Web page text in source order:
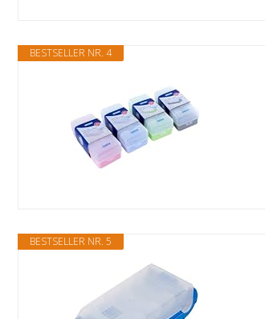
BESTSELLER NR. 4
BESTSELLER NR. 5